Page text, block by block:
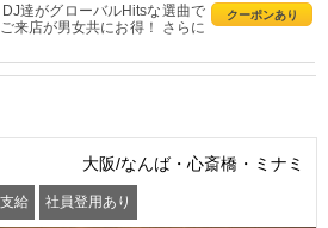
クーポンあり
DJ達がグローバルHitsな選曲で
来店が男女共にお得！ さらに
大阪/なんば・心斎橋・ミナミ
給 社員登用あり